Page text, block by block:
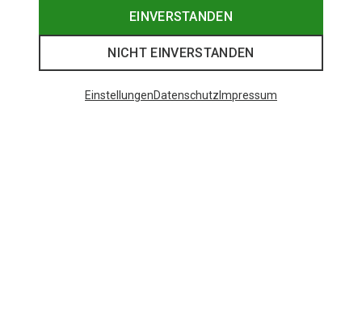
EINVERSTANDEN
NICHT EINVERSTANDEN
EinstellungenDatenschutz Impressum